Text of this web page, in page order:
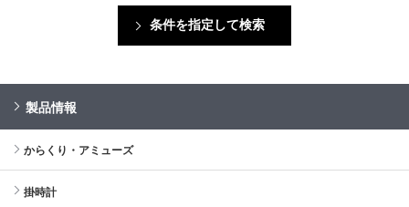
条件を指定して検索
製品情報
からくり・アミューズ
掛時計